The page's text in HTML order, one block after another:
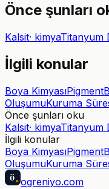
Önce şunları
Kalsit· kimyaTitanyum
İlgili konular
Boya KimyasıPigment
OluşumuKuruma
Önce şunları oku
Kalsit· kimyaTitanyum
İlgili konular
Boya KimyasıPigment
OluşumuKuruma
ö ogreniyo.com